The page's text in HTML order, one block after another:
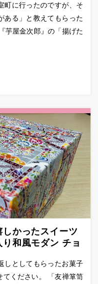
町に行ったのですが、そ
ある」と教えてもらった
芋屋金次郎』の「揚げた
かったスイーツ
和風モダン チョ
しとしてもらったお菓子
てください。 「友禅箪笥